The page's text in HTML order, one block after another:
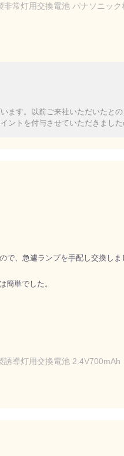
常灯用交換電池 パナソニッ
ます。以前ご来社いただいたと
ントを付与させていただきまし
、急遽ランプを手配し交換しま
簡単でした。
導灯用交換電池